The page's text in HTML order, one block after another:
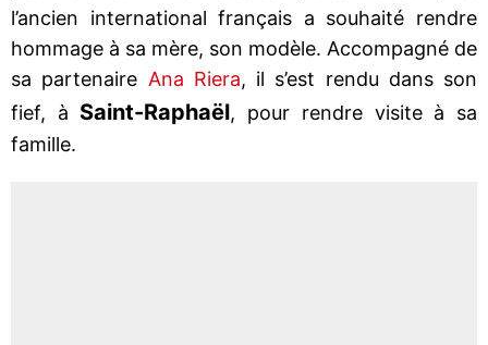
l’ancien international français a souhaité rendre
hommage à sa mère, son modèle. Accompagné de
sa partenaire Ana Riera, il s’est rendu dans son
fief, à Saint-Raphaël, pour rendre visite à sa
famille.